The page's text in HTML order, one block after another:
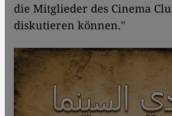
die Mitglieder des Cinema
diskutieren können."